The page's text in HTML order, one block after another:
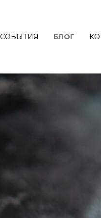
СОБЫТИЯ БЛОГ